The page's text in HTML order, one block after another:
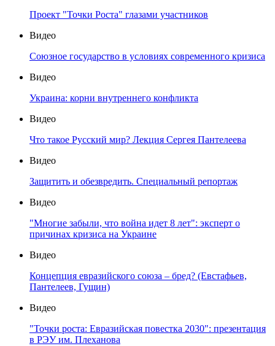
Проект "Точки Роста" глазами участников
Видео
Союзное государство в условиях современного кризиса
Видео
Украина: корни внутреннего конфликта
Видео
Что такое Русский мир? Лекция Сергея Пантелеева
Видео
Защитить и обезвредить. Специальный репортаж
Видео
"Многие забыли, что война идет 8 лет": эксперт о
причинах кризиса на Украине
Видео
Концепция евразийского союза – бред? (Евстафьев,
Пантелеев, Гущин)
Видео
"Точки роста: Евразийская повестка 2030": презентация
в РЭУ им. Плеханова